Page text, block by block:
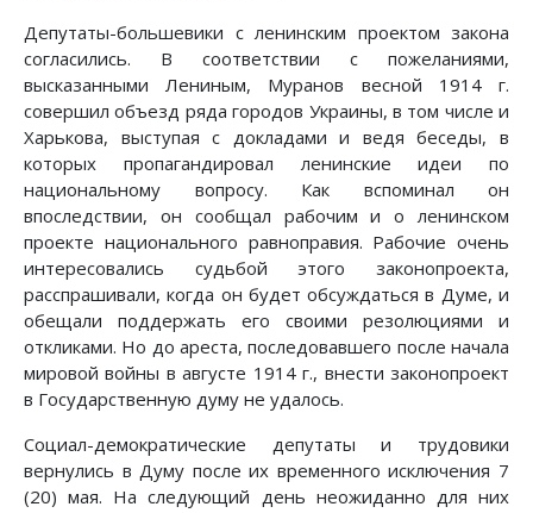
Депутаты-большевики с ленинским проектом закона
согласились. В соответствии с пожеланиями,
высказанными Лениным, Муранов весной 1914 г.
совершил объезд ряда городов Украины, в том числе и
Харькова, выступая с докладами и ведя беседы, в
которых пропагандировал ленинские идеи по
национальному вопросу. Как вспоминал он
впоследствии, он сообщал рабочим и о ленинском
проекте национального равноправия. Рабочие очень
интересовались судьбой этого законопроекта,
расспрашивали, когда он будет обсуждаться в Думе, и
обещали поддержать его своими резолюциями и
откликами. Но до ареста, последовавшего после начала
мировой войны в августе 1914 г., внести законопроект
в Государственную думу не удалось.
Социал-демократические депутаты и трудовики
вернулись в Думу после их временного исключения 7
(20) мая. На следующий день неожиданно для них